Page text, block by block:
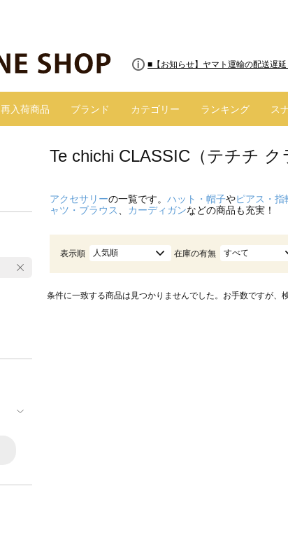
■8/13(木)AM2:00～サイトメンテナン
■【お知らせ】ヤマト運輸の配送遅
再入荷商品 ブランド カテゴリー ランキング ス
Te chichi CLASSIC（テチチ
アクセサリーの一覧です。 ハット・帽子やピアス・指
ャツ・ブラウス
カーディガンなどの商品も充実！
表示順 人気順 在庫の有無 すべて
条件に一致する商品は見つかりませんでした。お手数ですが、